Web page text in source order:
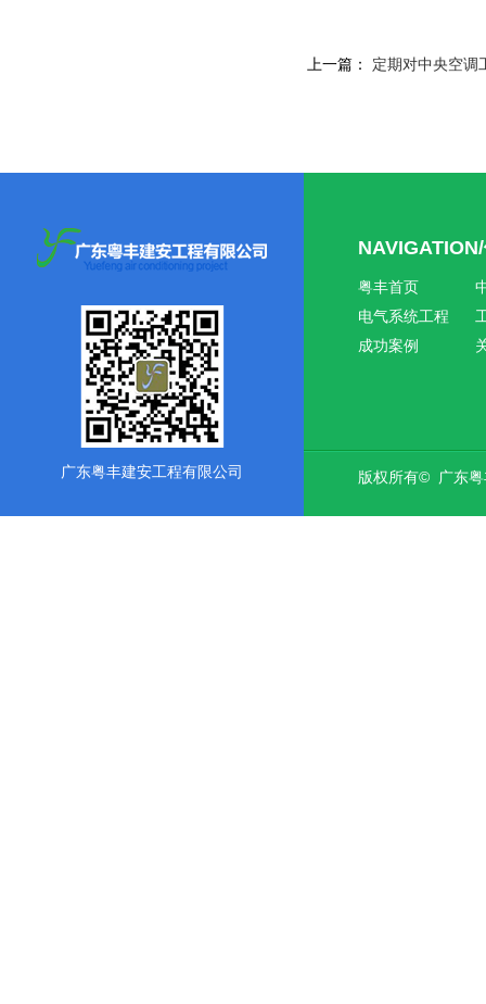
上一篇： 定期对中央空调
广东粤丰建安工程有限公司
粤丰首页
电气系统工程
成功案例
版权所有© 广东